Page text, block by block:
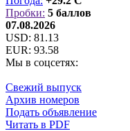
Пробки: 5 баллов
07.08.2026
USD: 81.13
EUR: 93.58
Мы в соцсетях:
Свежий выпуск
Архив номеров
Подать объявление
Читать в PDF